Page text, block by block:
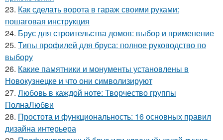
23. Как сделать ворота в гараж своими руками:
пошаговая инструкция
24. Брус для строительства домов: выбор и применение
25. Типы профилей для бруса: полное руководство по
выбору
26. Какие памятники и монументы установлены в
Новокузнецке и что они символизируют
27. Любовь в каждой ноте: Творчество группы
ПолнаЛюбви
28. Простота и функциональность: 16 основных правил
дизайна интерьера